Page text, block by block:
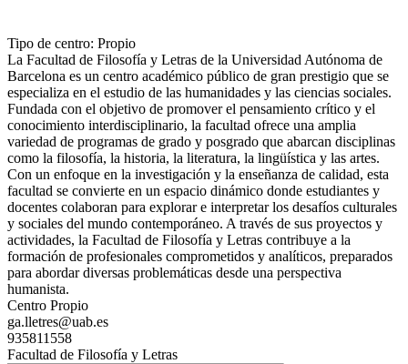
Tipo de centro: Propio
La Facultad de Filosofía y Letras de la Universidad Autónoma de
Barcelona es un centro académico público de gran prestigio que se
especializa en el estudio de las humanidades y las ciencias sociales.
Fundada con el objetivo de promover el pensamiento crítico y el
conocimiento interdisciplinario, la facultad ofrece una amplia
variedad de programas de grado y posgrado que abarcan disciplinas
como la filosofía, la historia, la literatura, la lingüística y las artes.
Con un enfoque en la investigación y la enseñanza de calidad, esta
facultad se convierte en un espacio dinámico donde estudiantes y
docentes colaboran para explorar e interpretar los desafíos culturales
y sociales del mundo contemporáneo. A través de sus proyectos y
actividades, la Facultad de Filosofía y Letras contribuye a la
formación de profesionales comprometidos y analíticos, preparados
para abordar diversas problemáticas desde una perspectiva
humanista.
Centro Propio
ga.lletres@uab.es
935811558
Facultad de Filosofía y Letras